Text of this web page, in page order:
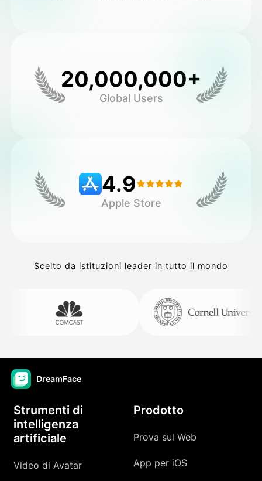
20,000,000+
Global Users
4.9
Apple Store
Scelto da istituzioni leader in tutto il mondo
DreamFace
Strumenti di
intelligenza
artificiale
Video di Avatar
Prodotto
Prova sul Web
App per iOS